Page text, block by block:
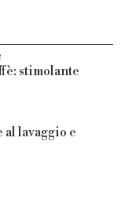
: stimolante
lavaggio e